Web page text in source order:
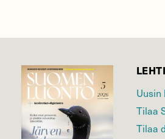
LEHTI
Uusin
Tilaa
Tilaa